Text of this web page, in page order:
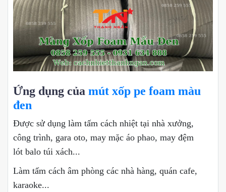
Ứng dụng của mút xốp pe foam màu
đen
Được sử dụng làm tấm cách nhiệt tại nhà xưởng,
công trình, gara oto, may mặc áo phao, may đệm
lót balo túi xách...
Làm tấm cách âm phòng các nhà hàng, quán cafe,
karaoke...